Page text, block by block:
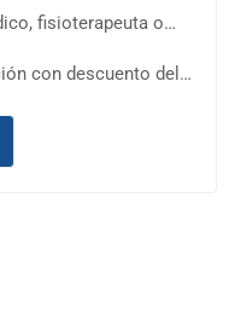
fisioterapeuta o
con descuento del…